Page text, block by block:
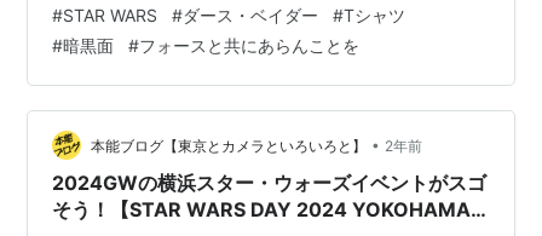
ン。 ダースベイダー卿 若者たちはほぼスルー。まぁ、最
近のZ世代には響かないかもしれない。でもね、比較的年
配の方々（わたし的には同世代前後と思しき皆様）から
は、なかなかの反応が。 「おっ！ダース・ベイダー！」
「スターウォーズ、お好きなんですか？」 「おお〜、ダ
ークサイドですね（笑）」 いや〜…
#STAR WARS #ダース・ベイダー #Tシャツ
#暗黒面 #フォースと共にあらんことを
本能ブログ【東京とカメラといろいろと】 • 2年前
2024GWの横浜スター・ウォーズイベントがスゴ
そう！【STAR WARS DAY 2024 YOKOHAMA